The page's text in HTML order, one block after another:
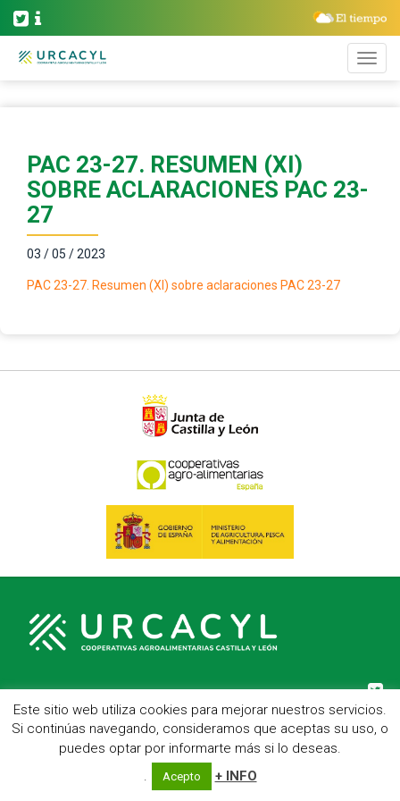
PAC 23-27. RESUMEN (XI)
SOBRE ACLARACIONES PAC 23-
27
03 / 05 / 2023
PAC 23-27. Resumen (XI) sobre aclaraciones PAC 23-27
C/ Hípica, 1, entreplanta - 47007 Valladolid
Telf.: 983 23 95 15 - Fax: 983 22 23 56 -Aviso Legal
Este sitio web utiliza cookies para mejorar nuestros servicios.
Si continúas navegando, consideramos que aceptas su uso, o
puedes optar por informarte más si lo deseas.
.
Acepto + INFO